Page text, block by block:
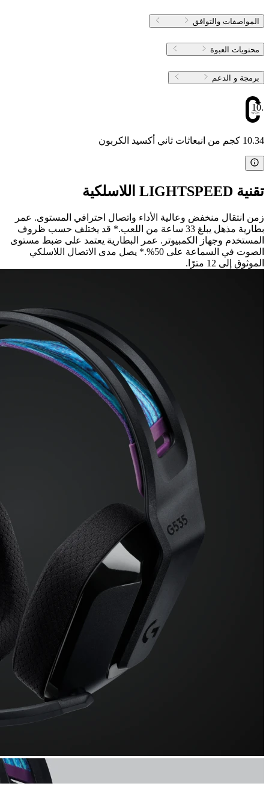
المواصفات والتوافق
محتويات العبوة
برمجة و الدعم
10.34 كجم من انبعاثات ثاني أكسيد الكربون
تقنية LIGHTSPEED اللاسلكية
زمن انتقال منخفض وعالية الأداء واتصال احترافي المستوى. عمر
بطارية مذهل يبلغ 33 ساعة من اللعب.* قد يختلف حسب ظروف
المستخدم وجهاز الكمبيوتر. عمر البطارية يعتمد على ضبط مستوى
الصوت في السماعة على 50%.* يصل مدى الاتصال اللاسلكي
الموثوق إلى 12 مترًا.